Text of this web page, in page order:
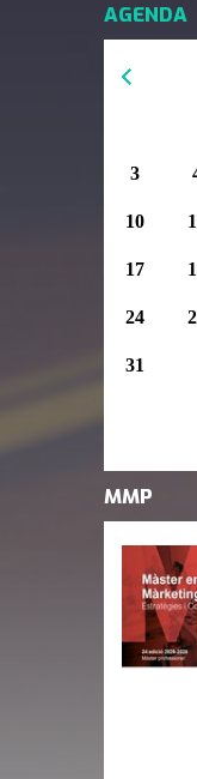
AGENDA
3
10
17
24
31
MMP